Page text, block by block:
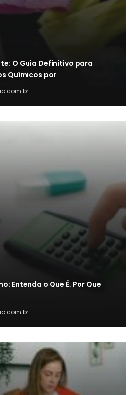
O Guia Definitivo para
Químicos por
Entenda o Que É, Por Que